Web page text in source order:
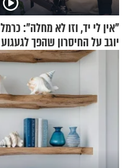
"אין לי יד, וזו לא מחלה": כרמל
יוגב על החיסרון שהפך לגעגוע